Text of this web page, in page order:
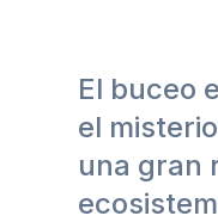
El buceo
el
una gran